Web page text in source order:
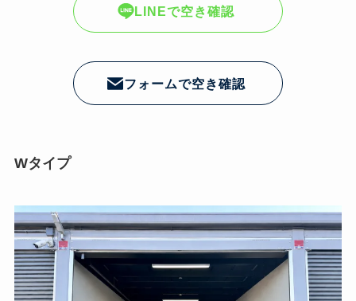
LINEで空き確認
フォームで空き確認
Wタイプ